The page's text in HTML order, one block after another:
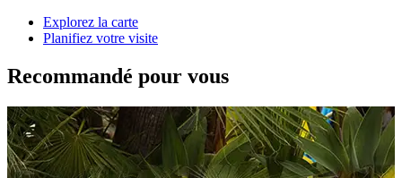
Explorez la carte
Planifiez votre visite
Recommandé pour vous